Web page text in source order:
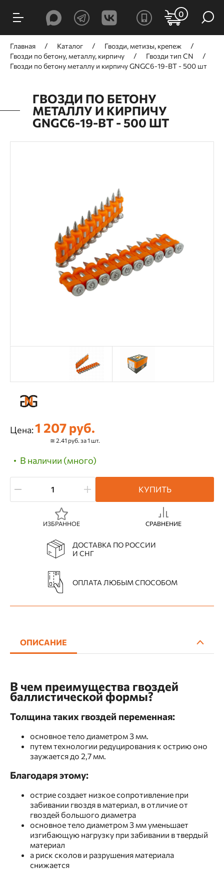
0
Главная Каталог
Гвозди, метизы, крепеж
Гвозди по бетону, металлу, кирпичу
Гвозди тип CN
Гвозди по бетону металлу и кирпичу GNGC6-19-BT - 500 шт
ГВОЗДИ ПО БЕТОНУ
МЕТАЛЛУ И КИРПИЧУ
GNGC6-19-BT - 500 ШТ
В наличии (много)
Цена:1 207 руб.
≅ 2.41 руб. за 1 шт.
КУПИТЬ
ИЗБРАННОЕ СРАВНЕНИЕ
ДОСТАВКА ПО РОССИИ
И СНГ
ОПЛАТА ЛЮБЫМ СПОСОБОМ
ОПИСАНИЕ
В чем преимущества гвоздей
баллистической формы?
Толщина таких гвоздей переменная:
основное тело диаметром 3 мм.
путем технологии редуцирования к острию оно
заужается до 2,7 мм.
Благодаря этому:
острие создает низкое сопротивление при
забивании гвоздя в материал, в отличие от
гвоздей большого диаметра
основное тело диаметром 3 мм уменьшает
изгибающую нагрузку при забивании в твердый
материал
а риск сколов и разрушения материала
снижается